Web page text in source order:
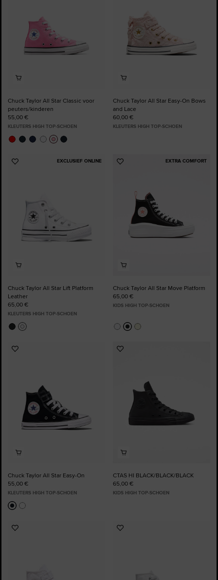
Chuck Taylor All Star Classic voor
peuters/kinderen
55,00 €
KLEUTERS HIGH TOP-SCHOEN
Chuck Taylor All Star Easy-On Bows
and Lace
60,00 €
KLEUTERS HIGH TOP-SCHOEN
EXCLUSIEF ONLINE
Voeg
Chuck Taylor All Star Lift Platform
Leather
65,00 €
KLEUTERS HIGH TOP-SCHOEN
EXTRA COMFORT
Voeg
Chuck Taylor All Star Move Platform
65,00 €
KIDS HIGH TOP-SCHOEN
Voeg
Chuck Taylor All Star Easy-On
55,00 €
KLEUTERS HIGH TOP-SCHOEN
Voeg
CTAS HI BLACK/BLACK/BLACK
65,00 €
KIDS HIGH TOP-SCHOEN
Voeg
Voeg